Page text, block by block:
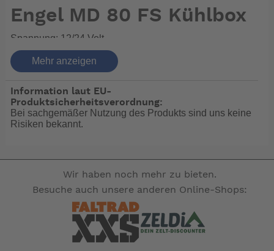
Engel MD 80 FS Kühlbox
Spannung: 12/24 Volt
Aussenmaße: 790 x 561 x 490 mm [BxHxT ohne Griff]
Innenmaße: 510 x 430 x 490 mm [BxHxT]
Spannung: 12/24 Volt (Auf 230 nur mit einem
Umwandler / nicht im Lieferumfang)
Inhalt: 80 Liter
Material: Stahlblech einbrennlackiert
Gewicht: 39 kg
Temperaturbereich: +5°C bis < - 18°C
Leistungsaufnahme: 52 Watt bei 12 Volt Ø - Laufzeit::
bei 20°C tu=20%, bei 30°C tu=30%
-- Auf Produktfotos angezeigte Dekorationsartikel
gehören nicht zum Leistungsumfang. --
Mehr anzeigen
Information laut EU-
Produktsicherheitsverordnung:
Bei sachgemäßer Nutzung des Produkts sind uns keine
Risiken bekannt.
Wir haben noch mehr zu bieten.
Besuche auch unsere anderen Online-Shops: